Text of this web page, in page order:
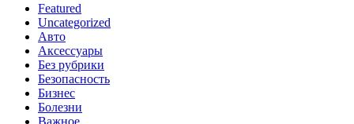
Featured
Uncategorized
Авто
Аксессуары
Без рубрики
Безопасность
Бизнес
Болезни
Важное